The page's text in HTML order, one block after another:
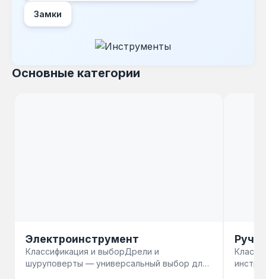
Замки
Основные категории
Электроинструмент
Классификация и выборДрели и
шуруповерты — универсальный выбор для